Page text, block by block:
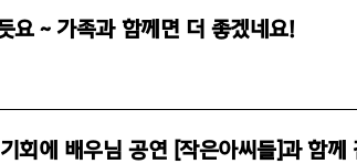
요 ~ 가족과 함께면 더 좋겠네요!
회에 배우님 공연 [작은아씨들]과 함